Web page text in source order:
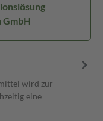
GmbH
wird zur
eine